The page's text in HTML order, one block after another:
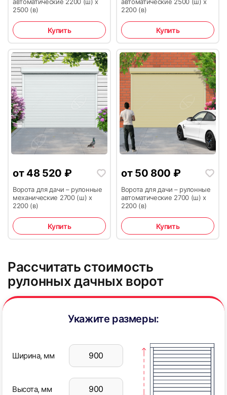
29 30
31 32
2500 (в)
Купить
2200 (в)
Купить
от 48 520 ₽
Ворота для дачи – рулонные
механические 2700 (ш) х
2200 (в)
Купить
от 50 800 ₽
Ворота для дачи – рулонные
автоматические 2700 (ш) х
2200 (в)
Купить
Рассчитать стоимость
рулонных дачных ворот
Укажите размеры:
Ширина, мм
Высота, мм